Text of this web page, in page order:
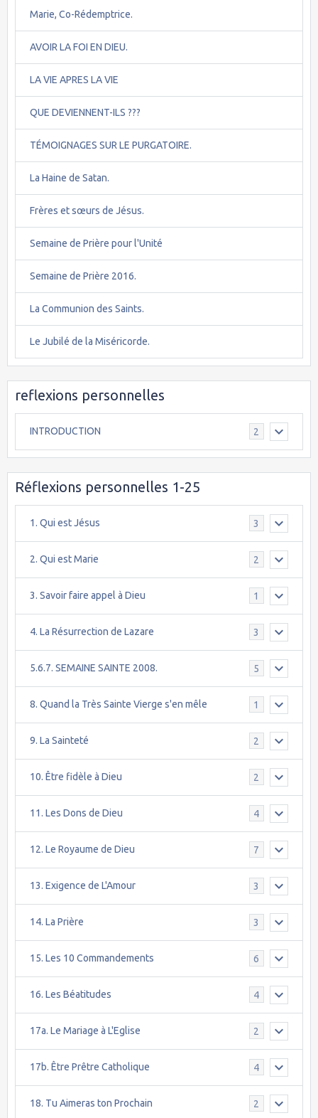
Marie, Co-Rédemptrice.
AVOIR LA FOI EN DIEU.
LA VIE APRES LA VIE
QUE DEVIENNENT-ILS ???
TÉMOIGNAGES SUR LE PURGATOIRE.
La Haine de Satan.
Frères et sœurs de Jésus.
Semaine de Prière pour l'Unité
Semaine de Prière 2016.
La Communion des Saints.
Le Jubilé de la Miséricorde.
reflexions personnelles
INTRODUCTION 2
Réflexions personnelles 1-25
1. Qui est Jésus 3
2. Qui est Marie 2
3. Savoir faire appel à Dieu 1
4. La Résurrection de Lazare 3
5.6.7. SEMAINE SAINTE 2008. 5
8. Quand la Très Sainte Vierge s'en mêle 1
9. La Sainteté 2
10. Être fidèle à Dieu 2
11. Les Dons de Dieu 4
12. Le Royaume de Dieu 7
13. Exigence de L'Amour 3
14. La Prière 3
15. Les 10 Commandements 6
16. Les Béatitudes 4
17a. Le Mariage à L'Eglise 2
17b. Être Prêtre Catholique 4
18. Tu Aimeras ton Prochain 2